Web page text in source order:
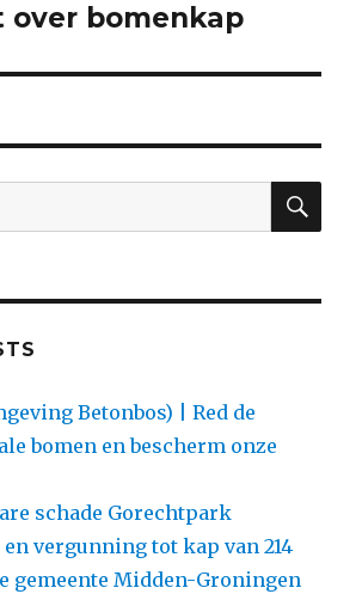
over bomenkap
Betonbos) | Red de
bomen en bescherm onze
schade Gorechtpark
en vergunning tot kap van 214
gemeente Midden-Groningen